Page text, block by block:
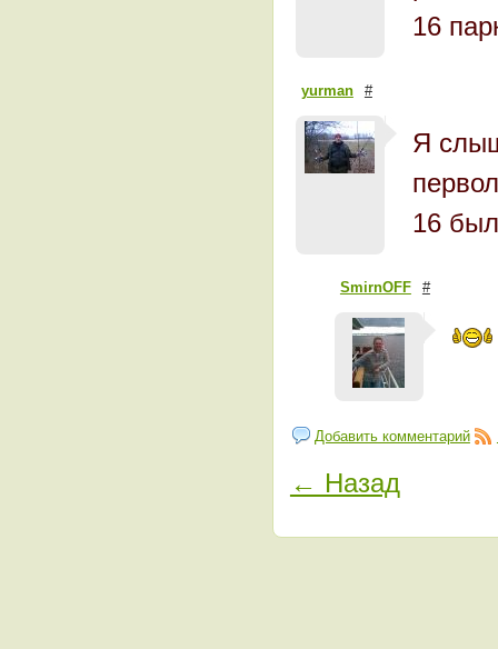
16
yurman #
Я
16
SmirnOFF #
Добавить комментарий
← Назад